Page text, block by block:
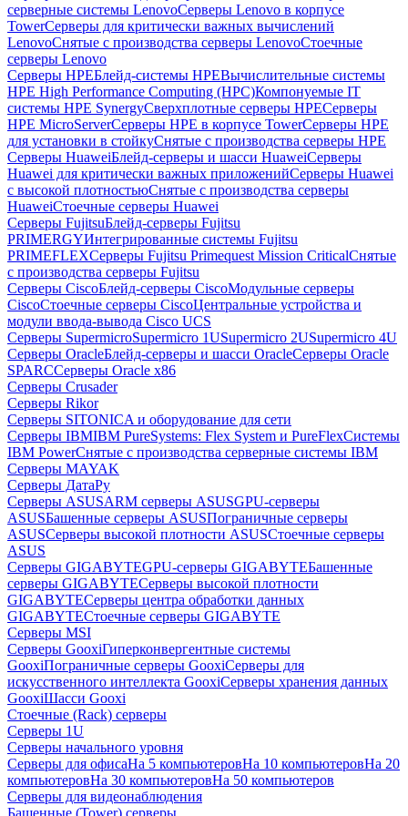
серверные системы LenovoСерверы Lenovo в корпусе
TowerСерверы для критически важных вычислений
LenovoСнятые с производства серверы LenovoСтоечные
серверы Lenovo
Серверы HPEБлейд-системы HPEВычислительные системы
HPE High Performance Computing (HPC)Компонуемые IT
системы HPE SynergyСверхплотные серверы HPEСерверы
HPE MicroServerСерверы HPE в корпусе TowerСерверы HPE
для установки в стойкуСнятые с производства серверы HPE
Серверы HuaweiБлейд-серверы и шасси HuaweiСерверы
Huawei для критически важных приложенийСерверы Huawei
с высокой плотностьюСнятые с производства серверы
HuaweiСтоечные серверы Huawei
Серверы FujitsuБлейд-серверы Fujitsu
PRIMERGYИнтегрированные системы Fujitsu
PRIMEFLEXСерверы Fujitsu Primequest Mission CriticalСнятые
с производства серверы Fujitsu
Серверы CiscoБлейд-серверы CiscoМодульные серверы
CiscoСтоечные серверы CiscoЦентральные устройства и
модули ввода-вывода Cisco UCS
Серверы SupermicroSupermicro 1USupermicro 2USupermicro 4U
Серверы OracleБлейд-серверы и шасси OracleСерверы Oracle
SPARCСерверы Oracle x86
Серверы Crusader
Серверы Rikor
Серверы SITONICA и оборудование для сети
Серверы IBMIBM PureSystems: Flex System и PureFlexСистемы
IBM PowerСнятые с производства серверные системы IBM
Серверы MAYAK
Серверы ДатаРу
Серверы ASUSARM серверы ASUSGPU-серверы
ASUSБашенные серверы ASUSПограничные серверы
ASUSСерверы высокой плотности ASUSСтоечные серверы
ASUS
Серверы GIGABYTEGPU-серверы GIGABYTEБашенные
серверы GIGABYTEСерверы высокой плотности
GIGABYTEСерверы центра обработки данных
GIGABYTEСтоечные серверы GIGABYTE
Серверы MSI
Серверы GooxiГиперконвергентные системы
GooxiПограничные серверы GooxiСерверы для
искусственного интеллекта GooxiСерверы хранения данных
GooxiШасси Gooxi
Стоечные (Rack) серверы
Серверы 1U
Серверы начального уровня
Серверы для офисаНа 5 компьютеровНа 10 компьютеровНа 20
компьютеровНа 30 компьютеровНа 50 компьютеров
Серверы для видеонаблюдения
Башенные (Tower) серверы